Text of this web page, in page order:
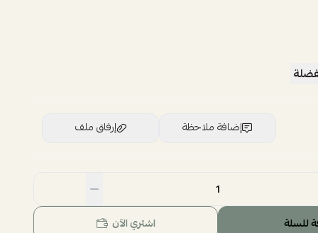
إضافة ملاحظة إرفاق ملف
اسحب و افلت الملف هنا
استعراض
للسلة اشتري الآن